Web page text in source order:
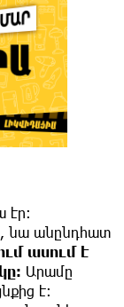
նա անընդհատ
ասում է
Արամը
է։